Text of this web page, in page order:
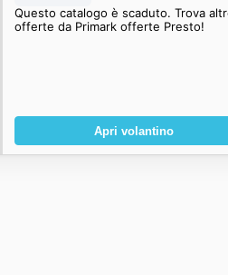
Questo catalogo è scaduto. Trova
offerte da Primark offerte Presto!
Apri volantino